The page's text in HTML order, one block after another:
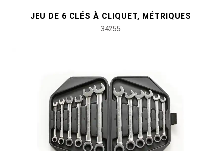
#pinces, cutters, serre-joints
#outils d'entretien des véhicules
#outils de service général
JEU DE 6 CLÉS À CLIQUET, MÉTRIQUES
34255